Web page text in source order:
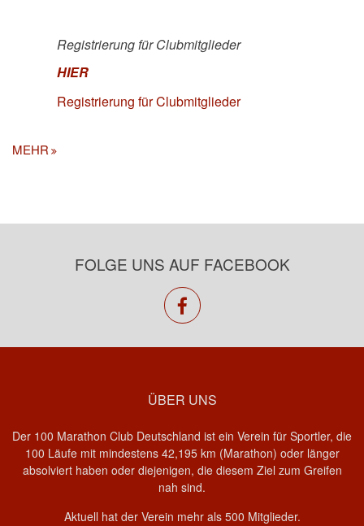
Registrierung für Clubmitglieder
HIER
Registrierung für Clubmitglieder
MEHR
FOLGE UNS AUF FACEBOOK
facebook
ÜBER UNS
Der 100 Marathon Club Deutschland ist ein Verein für Sportler, die
100 Läufe mit mindestens 42,195 km (Marathon) oder länger
absolviert haben oder diejenigen, die diesem Ziel zum Greifen
nah sind.
Aktuell hat der Verein mehr als 500 Mitglieder.